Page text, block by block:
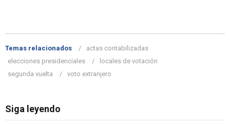
Temas relacionados
actas contabilizadas
elecciones presidenciales
locales de votación
segunda vuelta
voto extranjero
Siga leyendo